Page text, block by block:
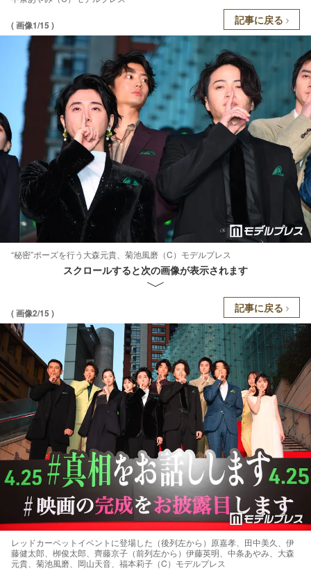
( 画像1/15 ) 記事に戻る
“秘密”ポーズを行う大森元貴、菊池風磨（C）モデルプレス
スクロールすると次の画像が表示されます
( 画像2/15 ) 記事に戻る
レッドカーペットイベントに登場した（後列左から）原嘉孝、田中美久、伊
藤健太郎、栁俊太郎、齊藤京子（前列左から）伊藤英明、中条あやみ、大森
元貴、菊池風磨、岡山天音、福本莉子（C）モデルプレス